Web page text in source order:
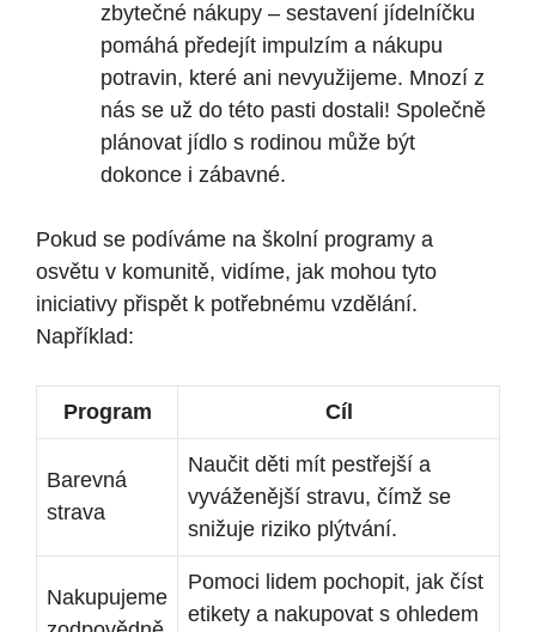
zbytečné nákupy – sestavení jídelníčku
pomáhá předejít‌ impulzím a ⁢nákupu⁢
potravin,⁣ které ani nevyužijeme. ‌Mnozí‌ z‌
nás se⁣ už do této‍ pasti dostali! Společně
⁤plánovat jídlo s⁢ rodinou může být
dokonce i ⁤zábavné.
Pokud⁤ se podíváme ‌na školní programy a
⁤osvětu ‍v⁣ komunitě, vidíme, ⁣jak‍ mohou ⁣tyto
⁢iniciativy přispět k potřebnému vzdělání.
Například:
Program Cíl
Barevná⁢
strava
Naučit ⁢děti mít ⁤pestřejší a
vyváženější ⁣stravu, čímž se
snižuje riziko⁣ plýtvání.
Nakupujeme
Pomoci ‌lidem pochopit, jak číst ​
etikety ⁤a nakupovat ⁣s⁤ ohledem